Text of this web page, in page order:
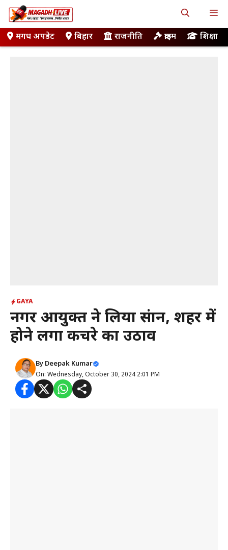
Skip
to
contentमगध अपडेट बिहार राजनीति क्राइम शिक्षा
GAYA
नगर आयुक्त ने लिया संज्ञान, शहर में
होने लगा कचरे का उठाव
By Deepak Kumar
On: Wednesday, October 30, 2024 2:01 PM